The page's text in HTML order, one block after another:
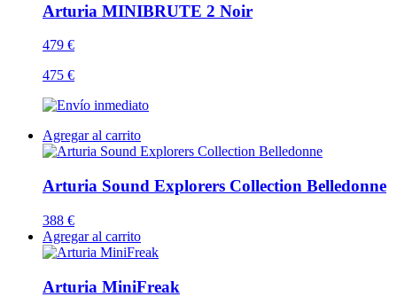
Arturia MINIBRUTE 2 Noir
479 €
475 €
Agregar al carrito
Arturia Sound Explorers Collection Belledonne
388 €
Agregar al carrito
Arturia MiniFreak